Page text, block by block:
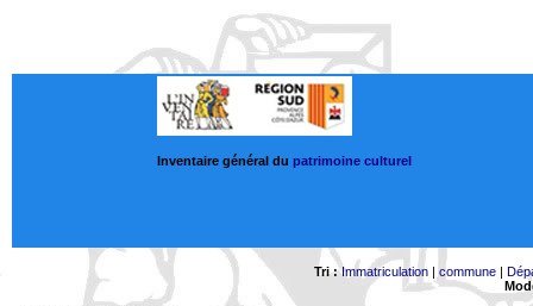
Inventaire général du patrimoine culturel
Tri : Immatriculation |commune |